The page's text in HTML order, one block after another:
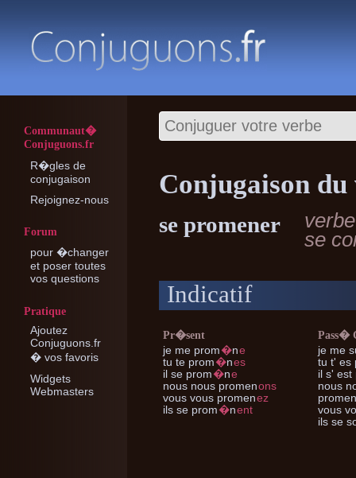
Communaut�
Conjuguons.fr
R�gles de
conjugaison
Rejoignez-nous
Forum
pour �changer
et poser toutes
vos questions
Pratique
Ajoutez
Conjuguons.fr
� vos favoris
Widgets
Webmasters
Conjugaison du
se promener
se
Indicatif
Pr�sent
je me prom�ne
tu te prom�nes
il se prom�ne
nous nous promenons
vous vous promenez
ils se prom�nent
Pass�
je me
tu t' es
il s' est
nous
promen
vous
ils se